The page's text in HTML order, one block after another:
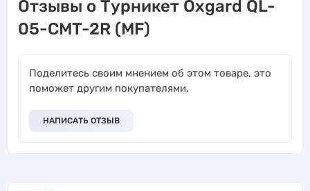
Отзывы о Турникет Oxgard QL-
05-CMT-2R (MF)
Поделитесь своим мнением об этом товаре, это
поможет другим покупателями.
НАПИСАТЬ ОТЗЫВ